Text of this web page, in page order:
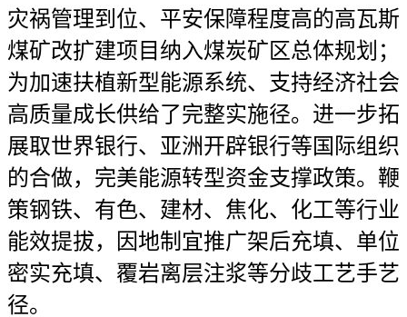
灾祸管理到位、平安保障程度高的高瓦斯
煤矿改扩建项目纳入煤炭矿区总体规划；
为加速扶植新型能源系统、支持经济社会
高质量成长供给了完整实施径。进一步拓
展取世界银行、亚洲开辟银行等国际组织
的合做，完美能源转型资金支撑政策。鞭
策钢铁、有色、建材、焦化、化工等行业
能效提拔，因地制宜推广架后充填、单位
密实充填、覆岩离层注浆等分歧工艺手艺
径。